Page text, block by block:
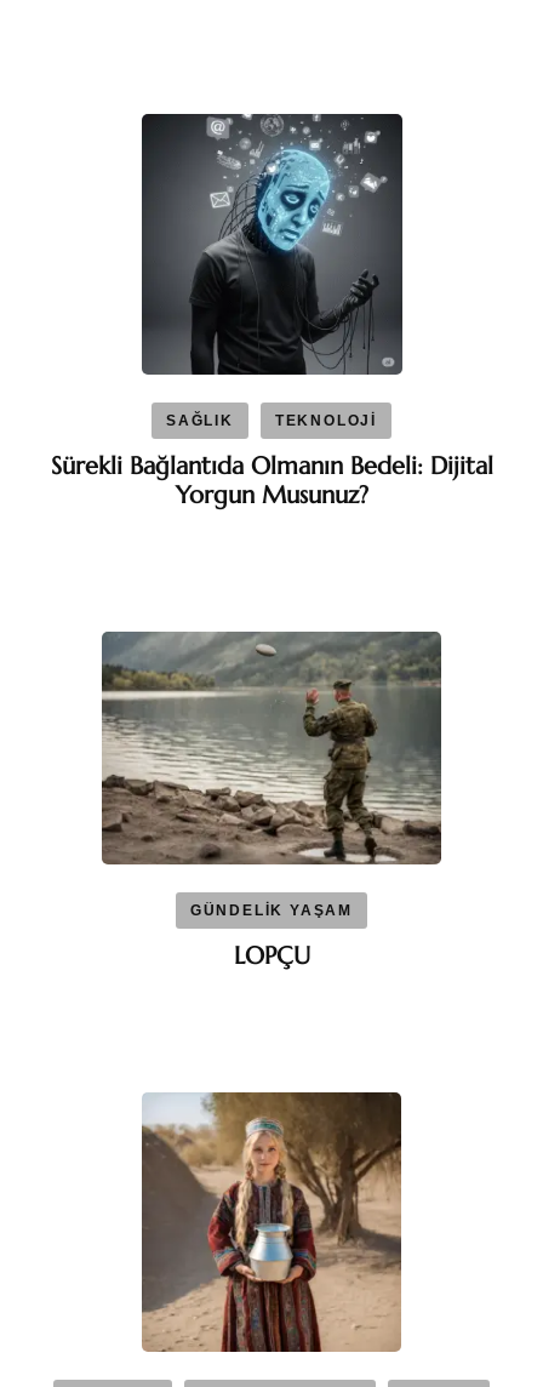
SAĞLIK TEKNOLOJİ
Sürekli Bağlantıda Olmanın Bedeli: Dijital
Yorgun Musunuz?
GÜNDELİK YAŞAM
LOPÇU